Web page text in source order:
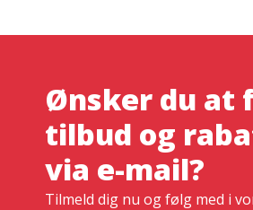
Ønsker du at
tilbud og
via e-mail?
Tilmeld dig nu og følg med i